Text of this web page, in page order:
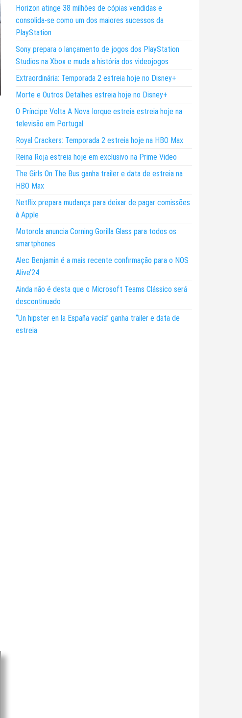
Horizon atinge 38 milhões de cópias vendidas e
consolida-se como um dos maiores sucessos da
PlayStation
Sony prepara o lançamento de jogos dos PlayStation
Studios na Xbox e muda a história dos videojogos
Extraordinária: Temporada 2 estreia hoje no Disney+
Morte e Outros Detalhes estreia hoje no Disney+
O Príncipe Volta A Nova Iorque estreia estreia hoje na
televisão em Portugal
Royal Crackers: Temporada 2 estreia hoje na HBO Max
Reina Roja estreia hoje em exclusivo na Prime Video
The Girls On The Bus ganha trailer e data de estreia na
HBO Max
Netflix prepara mudança para deixar de pagar comissões
à Apple
Motorola anuncia Corning Gorilla Glass para todos os
smartphones
Alec Benjamin é a mais recente confirmação para o NOS
Alive’24
Ainda não é desta que o Microsoft Teams Clássico será
descontinuado
“Un hipster en la España vacía” ganha trailer e data de
estreia